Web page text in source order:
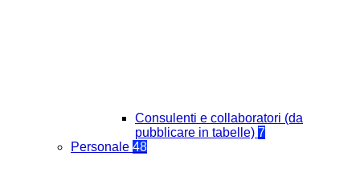
Consulenti e collaboratori (da
pubblicare in tabelle) 7
Personale 48